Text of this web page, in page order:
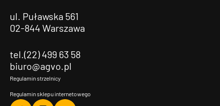
ul. Puławska 561
02-844 Warszawa
tel.(22) 499 63 58
biuro@agvo.pl
Regulamin strzelnicy
Regulamin sklepu internetowego